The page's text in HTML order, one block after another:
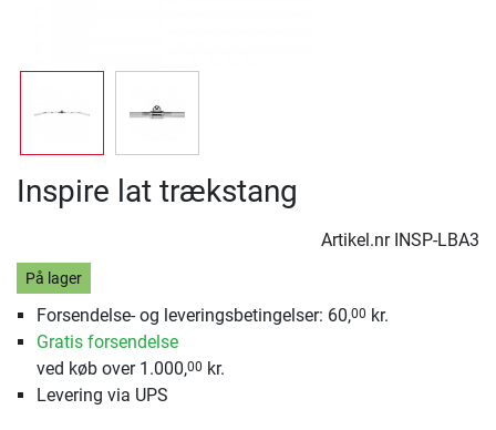
Inspire lat trækstang
Artikel.nr INSP-LBA3
På lager
Forsendelse- og leveringsbetingelser: 60,00 kr.
Gratis forsendelse
ved køb over 1.000,00 kr.
Levering via UPS